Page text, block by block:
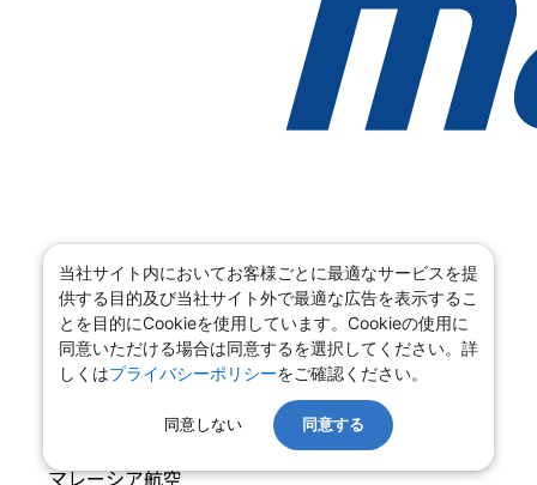
マレーシア航空
当社サイト内においてお客様ごとに最適なサービスを提
供する目的及び当社サイト外で最適な広告を表示するこ
とを目的にCookieを使用しています。Cookieの使用に
同意いただける場合は同意するを選択してください。詳
しくはプライバシーポリシーをご確認ください。
同意しない 同意する